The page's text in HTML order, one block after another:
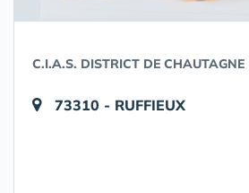
C.I.A.S. DISTRICT DE CHAUTAGNE
73310 - RUFFIEUX